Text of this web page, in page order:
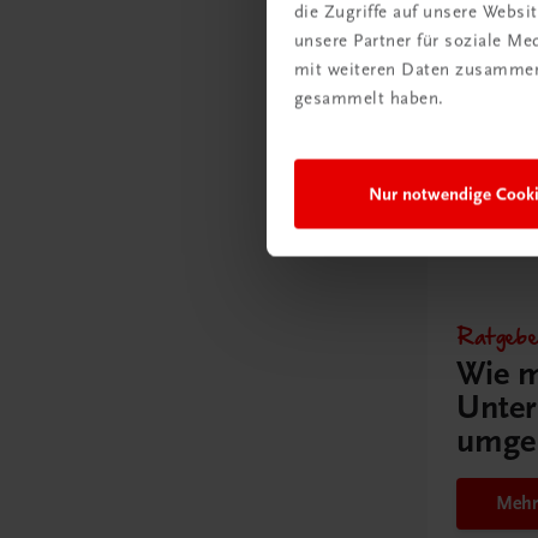
die Zugriffe auf unsere
unsere Partner für soziale
mit weiteren Daten
gesammelt haben.
Nur notwendige
€ 300,00
Gut zu
Wie